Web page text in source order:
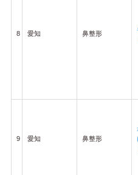
8 愛知 鼻整形
9 愛知 鼻整形